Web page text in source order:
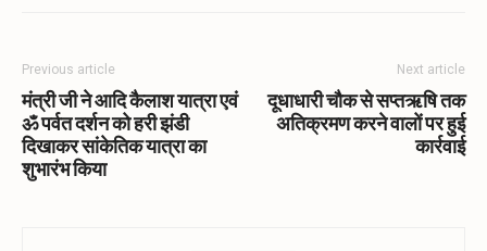
Previous article
मंत्री जी ने आदि कैलाश यात्रा एवं
ॐ पर्वत दर्शन को हरी झंडी
दिखाकर सांकेतिक यात्रा का
शुभारंभ किया
Next article
दूधाधारी चौक से सप्तऋषि तक
अतिक्रमण करने वालों पर हुई
कार्रवाई